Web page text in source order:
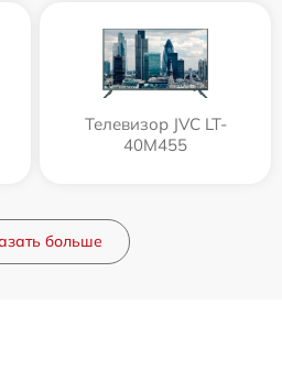
Телевизор JVC LT-
40M455
больше